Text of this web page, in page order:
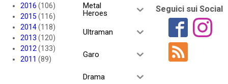
2016 (106)
2015 (116)
2014(118)
2013 (120)
2012(133)
2011 (89)
Metal
Heroes
Ultraman
Garo
Drama
Seguici sui Social